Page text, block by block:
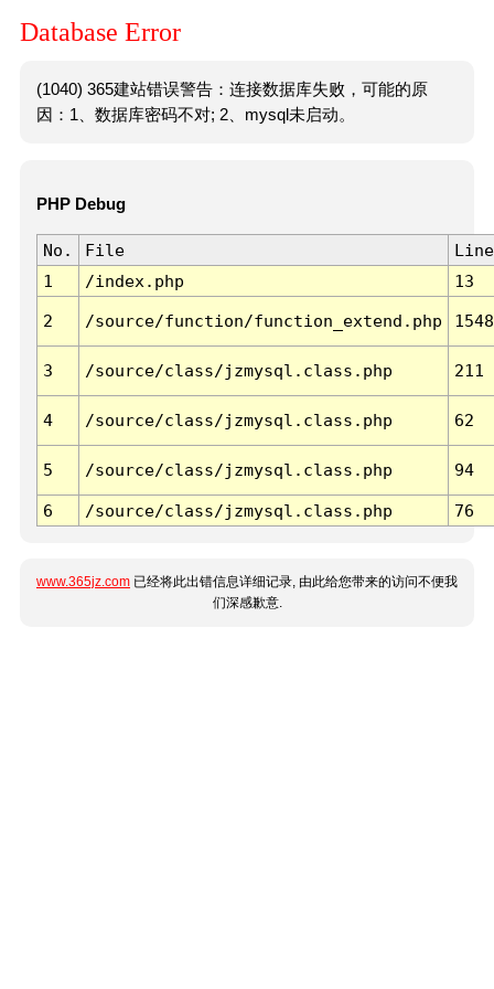
Database Error
(1040) 365建站错误警告：连接数据库失败，可能的原
因：1、数据库密码不对; 2、mysql未启动。
PHP Debug
No. File
Line
1
/index.php 13
2 /source/function/function_extend.php 1548
3 /source/class/jzmysql.class.php 211
4 /source/class/jzmysql.class.php 62
5 /source/class/jzmysql.class.php 94
6 /source/class/jzmysql.class.php 76
www.365jz.com 已经将此出错信息详细记录, 由此给您带来的访问不便我
们深感歉意.